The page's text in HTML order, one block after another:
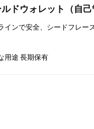
ドウォレット（自己
インで安全、シードフレー
用途 長期保有